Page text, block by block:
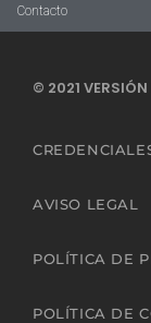
Contacto
© 2021 VERSIÓN
AVISO LEGAL
POLÍTICA DE
POLÍTICA DE